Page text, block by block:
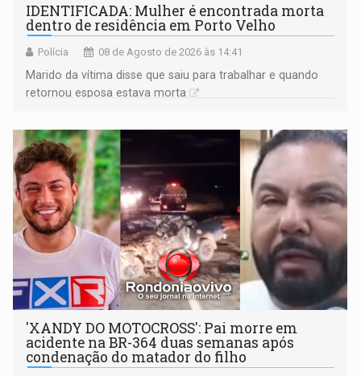
IDENTIFICADA: Mulher é encontrada morta
dentro de residência em Porto Velho
Polícia 08 de Agosto de 2026 às 14:41
Marido da vítima disse que saiu para trabalhar e quando
retornou esposa estava morta
'XANDY DO MOTOCROSS': Pai morre em
acidente na BR-364 duas semanas após
condenação do matador do filho